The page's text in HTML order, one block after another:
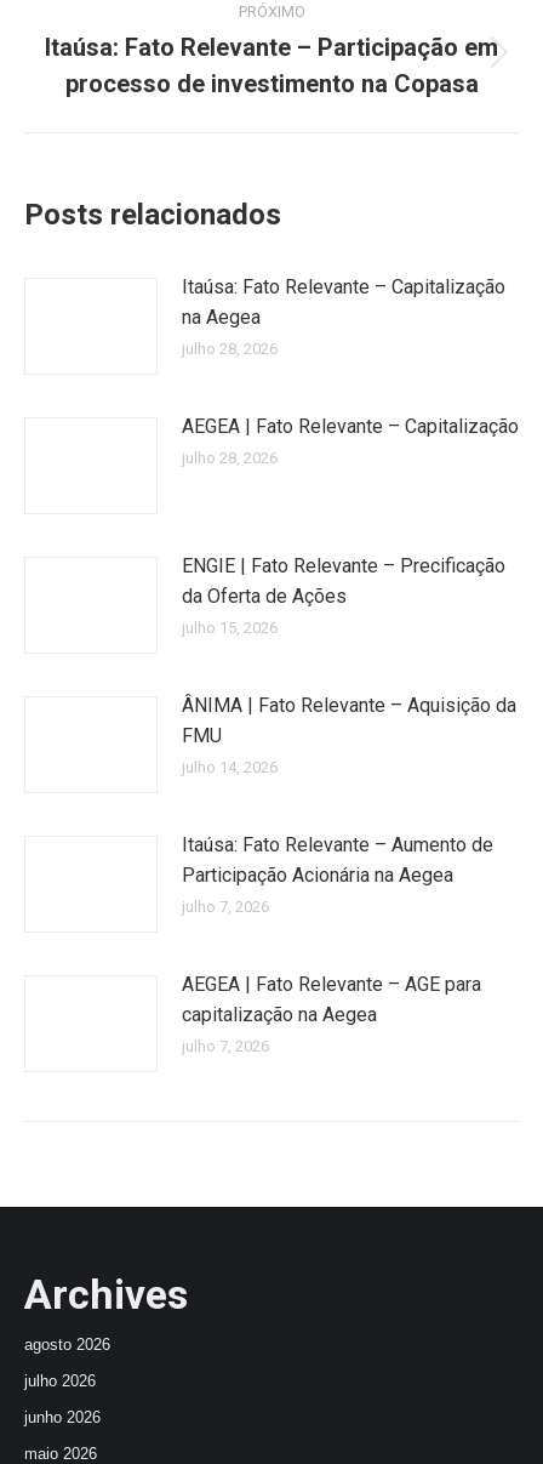
PRÓXIMO
post:
Itaúsa: Fato Relevante – Participação em
processo de investimento na Copasa
Posts relacionados
Itaúsa: Fato Relevante – Capitalização
na Aegea
julho 28, 2026
AEGEA | Fato Relevante – Capitalização
julho 28, 2026
ENGIE | Fato Relevante – Precificação
da Oferta de Ações
julho 15, 2026
ÂNIMA | Fato Relevante – Aquisição da
FMU
julho 14, 2026
Itaúsa: Fato Relevante – Aumento de
Participação Acionária na Aegea
julho 7, 2026
AEGEA | Fato Relevante – AGE para
capitalização na Aegea
julho 7, 2026
Archives
agosto 2026
julho 2026
junho 2026
maio 2026